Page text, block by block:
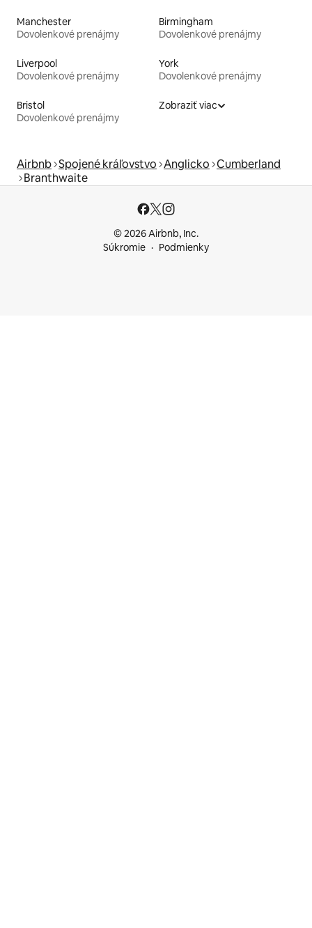
Manchester
Dovolenkové prenájmy
Birmingham
Dovolenkové prenájmy
Liverpool
Dovolenkové prenájmy
York
Dovolenkové prenájmy
Bristol
Dovolenkové prenájmy
Zobraziť viac
Airbnb Spojené kráľovstvo Anglicko Cumberland
Branthwaite
© 2026 Airbnb, Inc.
Súkromie
Podmienky